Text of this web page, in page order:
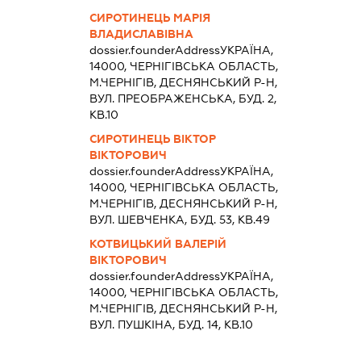
СИРОТИНЕЦЬ МАРІЯ
ВЛАДИСЛАВІВНА
dossier.founderAddressУКРАЇНА,
14000, ЧЕРНIГIВСЬКА ОБЛАСТЬ,
М.ЧЕРНІГІВ, ДЕСНЯНСЬКИЙ Р-Н,
ВУЛ. ПРЕОБРАЖЕНСЬКА, БУД. 2,
КВ.10
СИРОТИНЕЦЬ ВІКТОР
ВІКТОРОВИЧ
dossier.founderAddressУКРАЇНА,
14000, ЧЕРНIГIВСЬКА ОБЛАСТЬ,
М.ЧЕРНІГІВ, ДЕСНЯНСЬКИЙ Р-Н,
ВУЛ. ШЕВЧЕНКА, БУД. 53, КВ.49
КОТВИЦЬКИЙ ВАЛЕРІЙ
ВІКТОРОВИЧ
dossier.founderAddressУКРАЇНА,
14000, ЧЕРНIГIВСЬКА ОБЛАСТЬ,
М.ЧЕРНІГІВ, ДЕСНЯНСЬКИЙ Р-Н,
ВУЛ. ПУШКІНА, БУД. 14, КВ.10